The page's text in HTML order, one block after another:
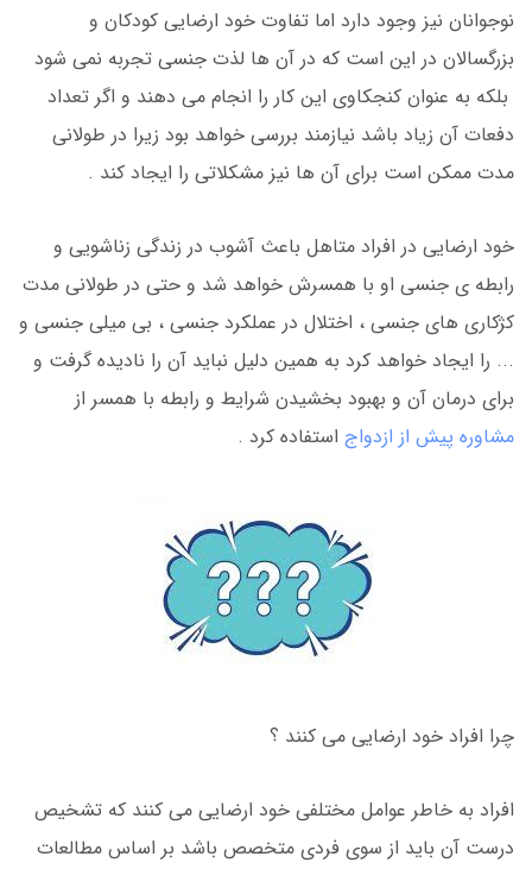
نوجوانان نیز وجود دارد اما تفاوت خود ارضایی کودکان و
بزرگسالان در این است که در آن ها لذت جنسی تجربه نمی شود
بلکه به عنوان کنجکاوی این کار را انجام می دهند و اگر تعداد
دفعات آن زیاد باشد نیازمند بررسی خواهد بود زیرا در طولانی
مدت ممکن است برای آن ها نیز مشکلاتی را ایجاد کند .
خود ارضایی در افراد متاهل باعث آشوب در زندگی زناشویی و
رابطه ی جنسی او با همسرش خواهد شد و حتی در طولانی مدت
کژکاری های جنسی ، اختلال در عملکرد جنسی ، بی میلی جنسی و
... را ایجاد خواهد کرد به همین دلیل نباید آن را نادیده گرفت و
برای درمان آن و بهبود بخشیدن شرایط و رابطه با همسر از
مشاوره پیش از ازدواج استفاده کرد .
چرا افراد خود ارضایی می کنند ؟
افراد به خاطر عوامل مختلفی خود ارضایی می کنند که تشخیص
درست آن باید از سوی فردی متخصص باشد بر اساس مطالعات